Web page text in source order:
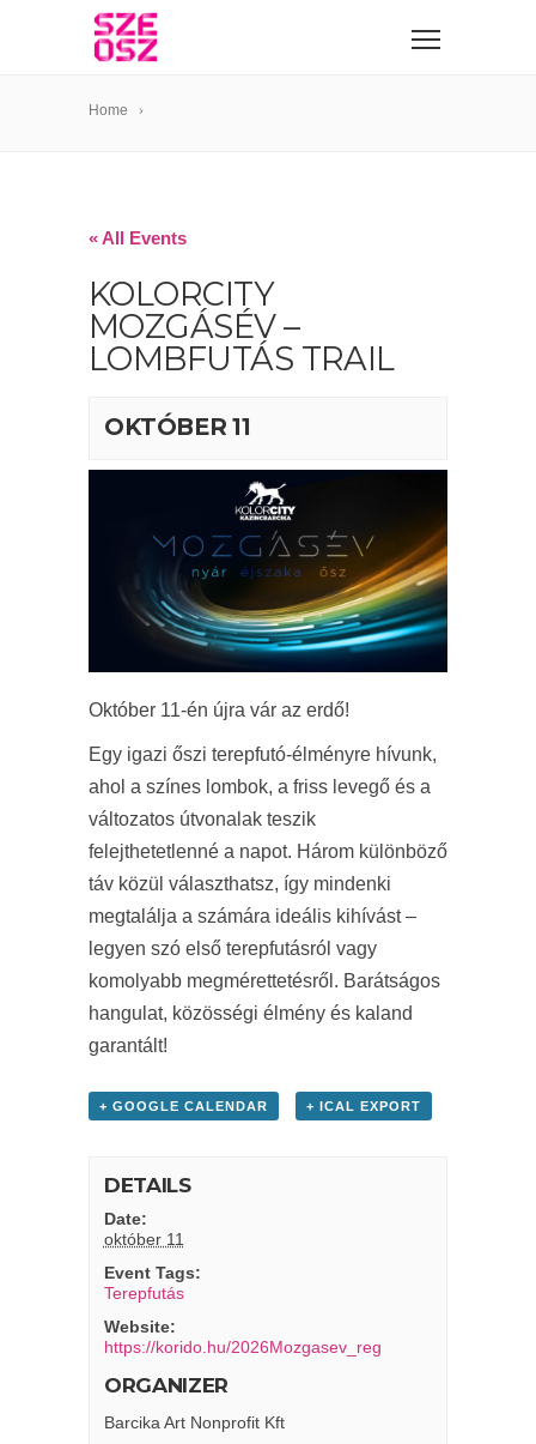
Home
« All Events
KOLORCITY
MOZGÁSÉV –
LOMBFUTÁS TRAIL
OKTÓBER 11
Október 11-én újra vár az erdő!
Egy igazi őszi terepfutó-élményre hívunk,
ahol a színes lombok, a friss levegő és a
változatos útvonalak teszik
felejthetetlenné a napot. Három különböző
táv közül választhatsz, így mindenki
megtalálja a számára ideális kihívást –
legyen szó első terepfutásról vagy
komolyabb megmérettetésről. Barátságos
hangulat, közösségi élmény és kaland
garantált!
+ GOOGLE CALENDAR + ICAL EXPORT
DETAILS
Date:
október 11
Event Tags:
Terepfutás
Website:
https://korido.hu/2026Mozgasev_reg
ORGANIZER
Barcika Art Nonprofit Kft